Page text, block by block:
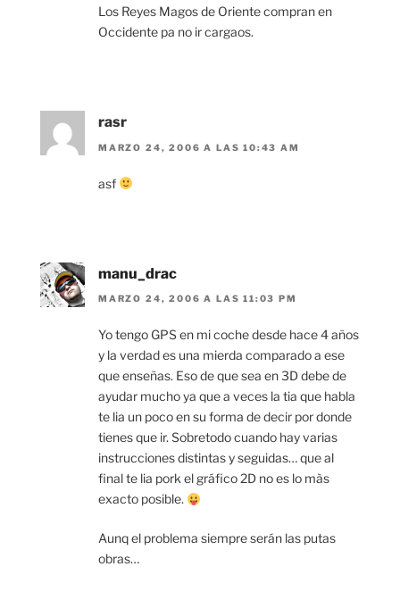
Los Reyes Magos de Oriente compran en
Occidente pa no ir cargaos.
rasr
MARZO 24, 2006 A LAS 10:43 AM
asf
manu_drac
MARZO 24, 2006 A LAS 11:03 PM
Yo tengo GPS en mi coche desde hace 4 años
y la verdad es una mierda comparado a ese
que enseñas. Eso de que sea en 3D debe de
ayudar mucho ya que a veces la tia que habla
te lia un poco en su forma de decir por donde
tienes que ir. Sobretodo cuando hay varias
instrucciones distintas y seguidas… que al
final te lia pork el gráfico 2D no es lo màs
exacto posible.
Aunq el problema siempre serán las putas
obras…